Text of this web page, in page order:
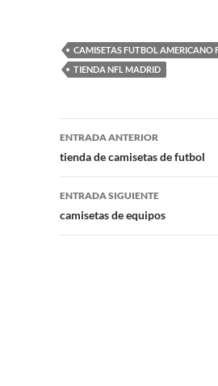
CAMISETAS FUTBOL AMERICANO
TIENDA NFL MADRID
Navegación
de
entradas
ENTRADA ANTERIOR
tienda de camisetas de futbol
ENTRADA SIGUIENTE
camisetas de equipos